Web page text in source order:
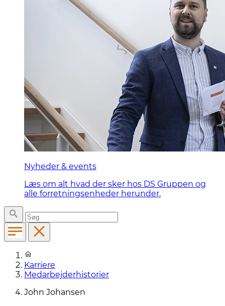
Nyheder & events
Læs om alt hvad der sker hos DS Gruppen og
alle forretningsenheder herunder.
Karriere
Medarbejderhistorier
John Johansen